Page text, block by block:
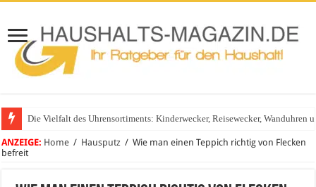
Die Vielfalt des Uhrensortiments: Kinderwecker, Reisewecker, Wanduhren
Glasgeländer in modernen Wohnhäusern
ANZEIGE: Home / Hausputz / Wie man einen Teppich richtig von Flecken
befreit